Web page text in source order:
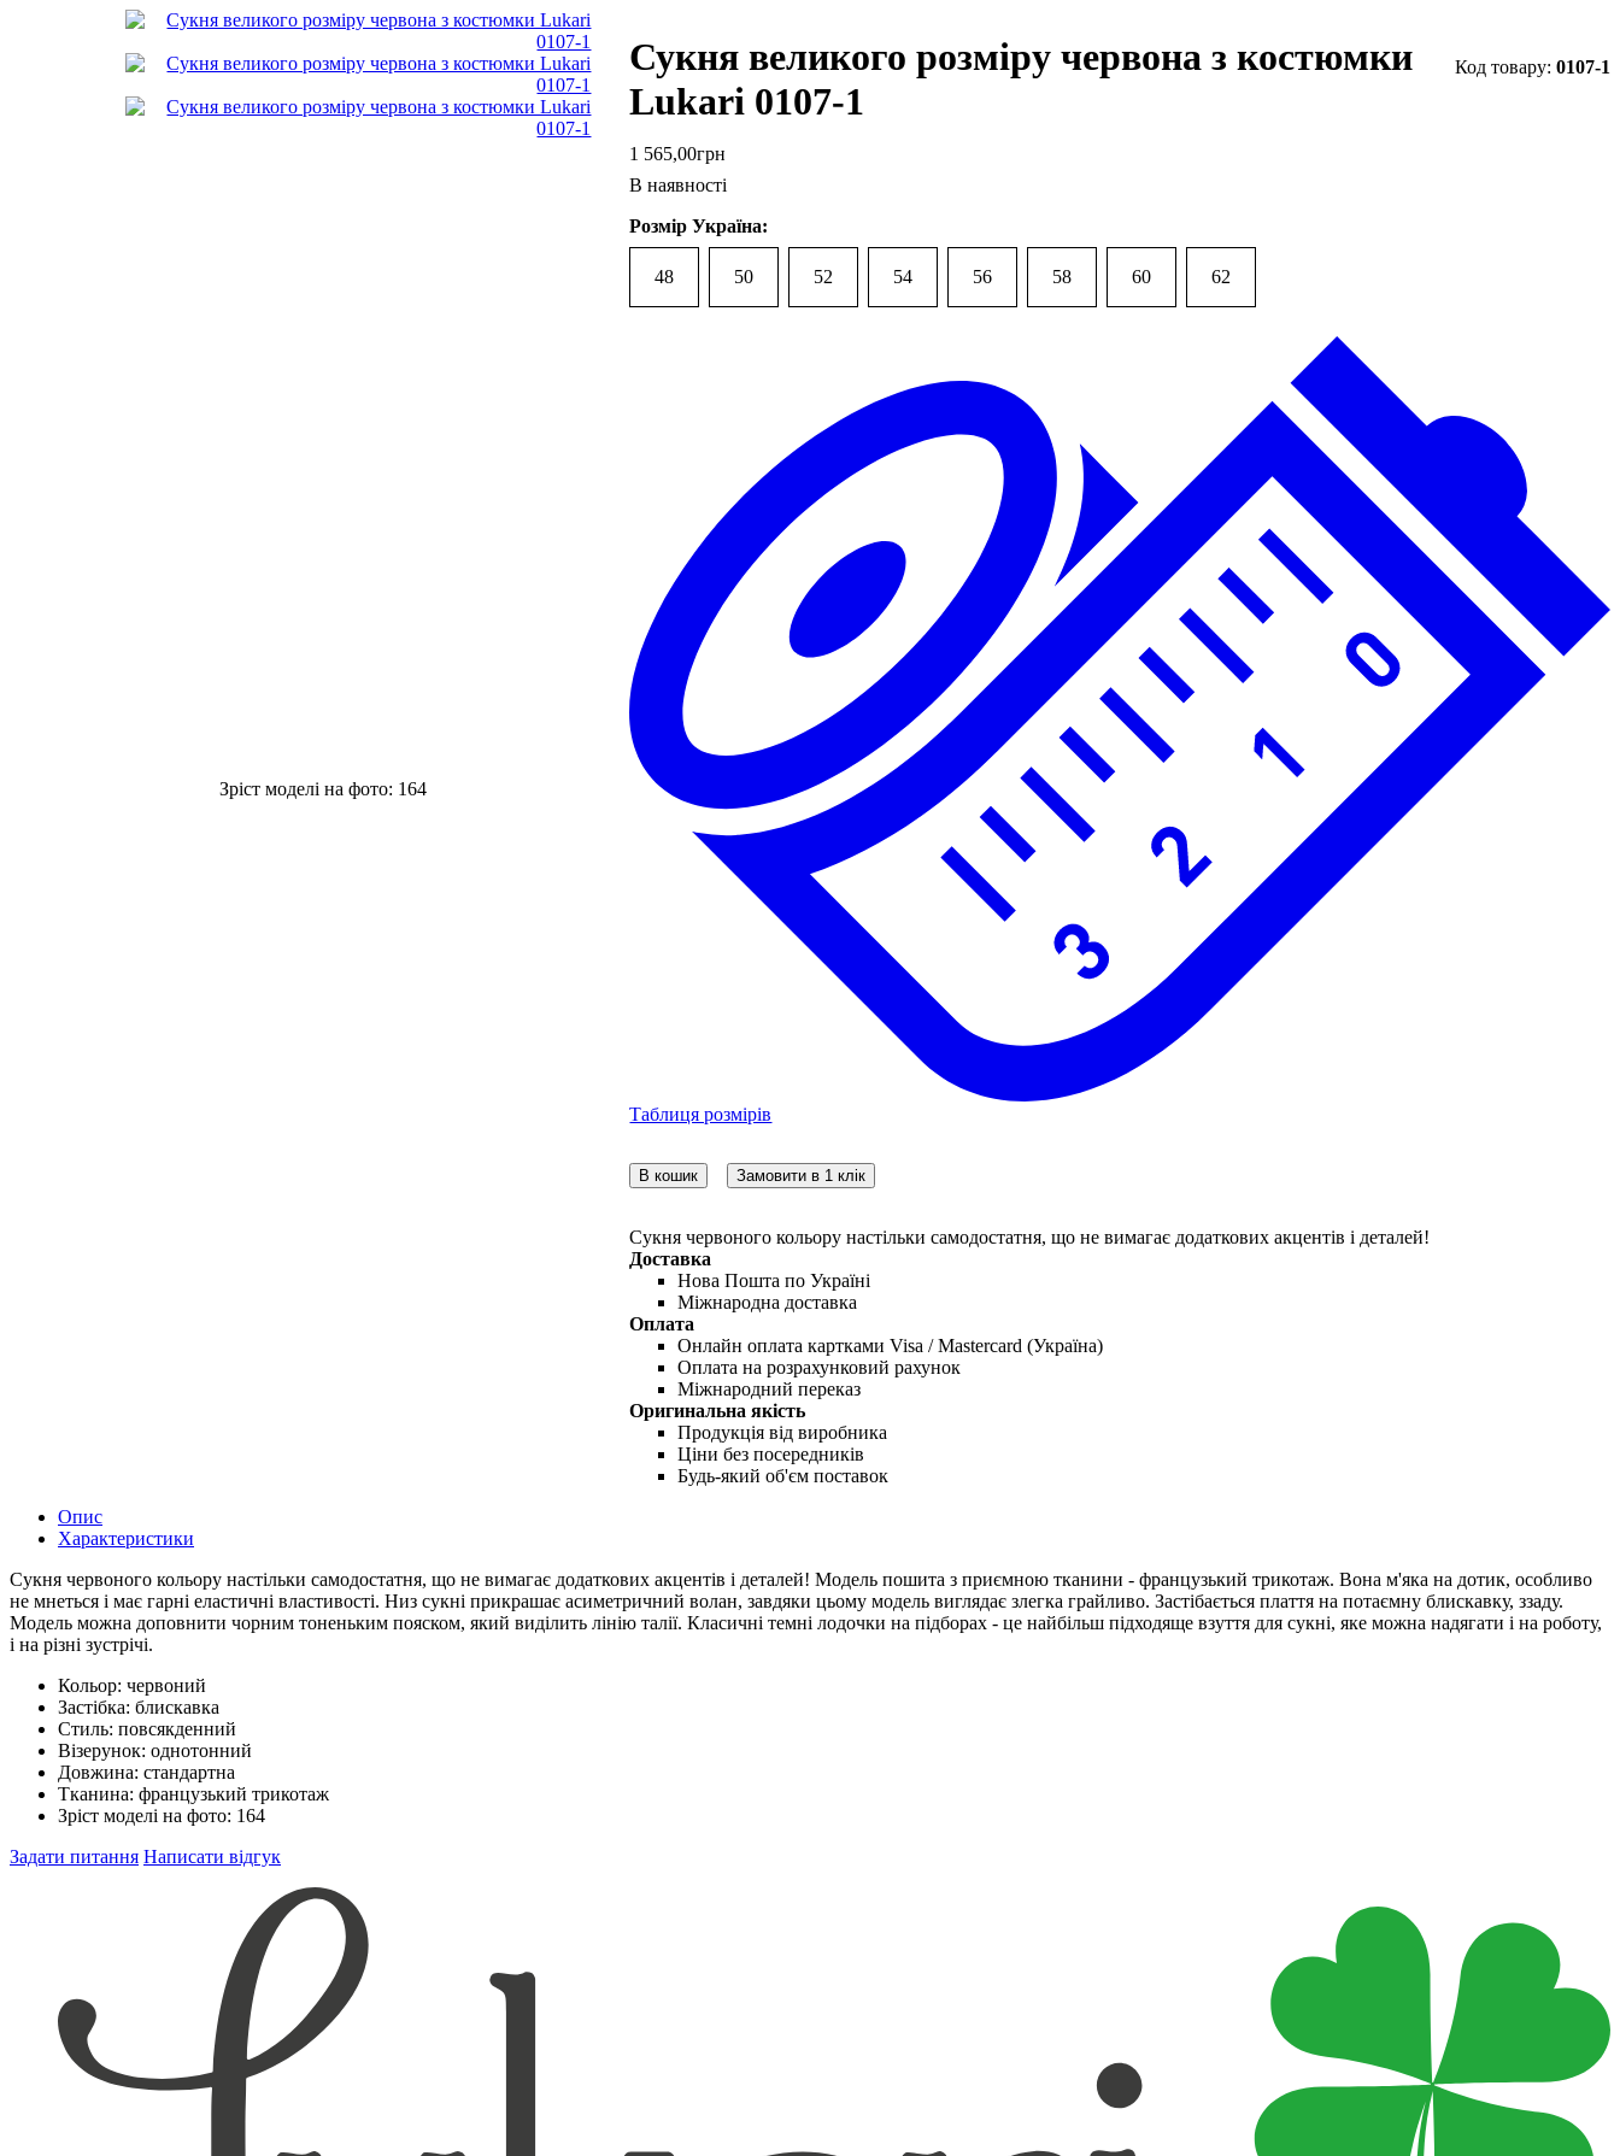
Зріст моделі на фото: 164
Сукня великого розміру червона з костюмки
Lukari 0107-1
0107-1
1 565,00грн
В наявності
Розмір Україна:
48 50 52 54 56 58 60 62
Таблиця розмірів
В кошик Замовити в 1 клік
Сукня червоного кольору настільки самодостатня, що не вимагає додаткових акцентів і деталей!
Доставка
Нова Пошта по Україні
Міжнародна доставка
Оплата
Онлайн оплата картками Visa / Mastercard (Україна)
Оплата на розрахунковий рахунок
Міжнародний переказ
Оригинальна якість
Продукція від виробника
Ціни без посередників
Будь-який об'єм поставок
Опис
Характеристики
Сукня червоного кольору настільки самодостатня, що не вимагає додаткових акцентів і деталей! Модель пошита з приємною тканини - французький трикотаж. Вона м'яка на дотик, особливо
не мнеться і має гарні еластичні властивості. Низ сукні прикрашає асиметричний волан, завдяки цьому модель виглядає злегка грайливо. Застібається плаття на потаємну блискавку, ззаду.
Модель можна доповнити чорним тоненьким пояском, який виділить лінію талії. Класичні темні лодочки на підборах - це найбільш підходяще взуття для сукні, яке можна надягати і на роботу,
і на різні зустрічі.
Кольор: червоний
Застібка: блискавка
Стиль: повсякденний
Візерунок: однотонний
Довжина: стандартна
Тканина: французький трикотаж
Зріст моделі на фото: 164
Задати питання Написати відгук